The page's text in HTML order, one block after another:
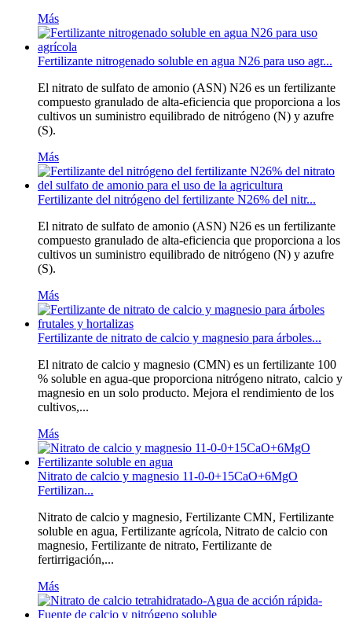
Más
Fertilizante nitrogenado soluble en agua N26 para uso agr...
El nitrato de sulfato de amonio (ASN) N26 es un fertilizante
compuesto granulado de alta-eficiencia que proporciona a los
cultivos un suministro equilibrado de nitrógeno (N) y azufre
(S).
Más
Fertilizante del nitrógeno del fertilizante N26% del nitr...
El nitrato de sulfato de amonio (ASN) N26 es un fertilizante
compuesto granulado de alta-eficiencia que proporciona a los
cultivos un suministro equilibrado de nitrógeno (N) y azufre
(S).
Más
Fertilizante de nitrato de calcio y magnesio para árboles...
El nitrato de calcio y magnesio (CMN) es un fertilizante 100
% soluble en agua-que proporciona nitrógeno nitrato, calcio y
magnesio en un solo producto. Mejora el rendimiento de los
cultivos,...
Más
Nitrato de calcio y magnesio 11-0-0+15CaO+6MgO
Fertilizan...
Nitrato de calcio y magnesio, Fertilizante CMN, Fertilizante
soluble en agua, Fertilizante agrícola, Nitrato de calcio con
magnesio, Fertilizante de nitrato, Fertilizante de
fertirrigación,...
Más